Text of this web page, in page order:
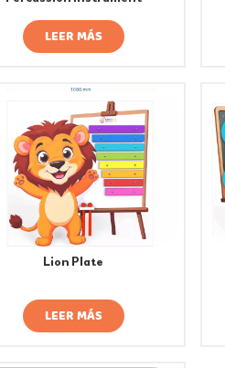
LEER MÁS
Lion Plate
LEER MÁS